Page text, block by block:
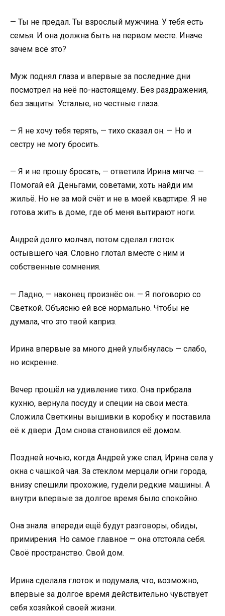
— Ты не предал. Ты взрослый мужчина. У тебя есть
семья. И она должна быть на первом месте. Иначе
зачем всё это?
Муж поднял глаза и впервые за последние дни
посмотрел на неё по-настоящему. Без раздражения,
без защиты. Усталые, но честные глаза.
— Я не хочу тебя терять, — тихо сказал он. — Но и
сестру не могу бросить.
— Я и не прошу бросать, — ответила Ирина мягче. —
Помогай ей. Деньгами, советами, хоть найди им
жильё. Но не за мой счёт и не в моей квартире. Я не
готова жить в доме, где об меня вытирают ноги.
Андрей долго молчал, потом сделал глоток
остывшего чая. Словно глотал вместе с ним и
собственные сомнения.
— Ладно, — наконец произнёс он. — Я поговорю со
Светкой. Объясню ей всё нормально. Чтобы не
думала, что это твой каприз.
Ирина впервые за много дней улыбнулась — слабо,
но искренне.
Вечер прошёл на удивление тихо. Она прибрала
кухню, вернула посуду и специи на свои места.
Сложила Светкины вышивки в коробку и поставила
её к двери. Дом снова становился её домом.
Поздней ночью, когда Андрей уже спал, Ирина села у
окна с чашкой чая. За стеклом мерцали огни города,
внизу спешили прохожие, гудели редкие машины. А
внутри впервые за долгое время было спокойно.
Она знала: впереди ещё будут разговоры, обиды,
примирения. Но самое главное — она отстояла себя.
Своё пространство. Свой дом.
Ирина сделала глоток и подумала, что, возможно,
впервые за долгое время действительно чувствует
себя хозяйкой своей жизни.